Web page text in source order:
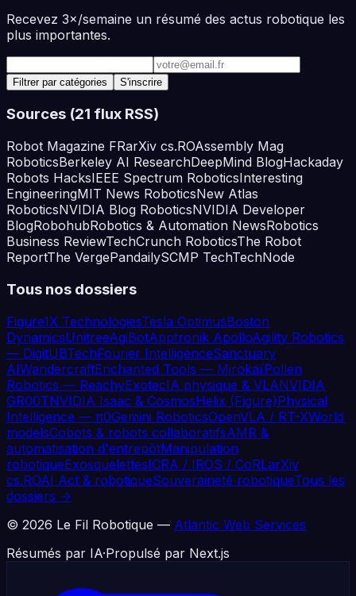
Recevez 3×/semaine un résumé des actus robotique les
plus importantes.
Adresse e-mail
Filtrer par catégories S'inscrire
Sources (21 flux RSS)
Robot Magazine FRarXiv cs.ROAssembly Mag
RoboticsBerkeley AI ResearchDeepMind BlogHackaday
Robots HacksIEEE Spectrum RoboticsInteresting
EngineeringMIT News RoboticsNew Atlas
RoboticsNVIDIA Blog RoboticsNVIDIA Developer
BlogRobohubRobotics & Automation NewsRobotics
Business ReviewTechCrunch RoboticsThe Robot
ReportThe VergePandailySCMP TechTechNode
Tous nos dossiers
Figure1X TechnologiesTesla OptimusBoston
DynamicsUnitreeAgiBotApptronik ApolloAgility Robotics
— DigitUBTechFourier IntelligenceSanctuary
AIWandercraftEnchanted Tools — MirokaïPollen
Robotics — ReachyExotecIA physique & VLANVIDIA
GR00TNVIDIA Isaac & CosmosHelix (Figure)Physical
Intelligence — π0Gemini RoboticsOpenVLA / RT-XWorld
modelsCobots & robots collaboratifsAMR &
automatisation d'entrepôtManipulation
robotiqueExosquelettesICRA / IROS / CoRLarXiv
cs.ROAI Act & robotiqueSouveraineté robotiqueTous les
dossiers →
© 2026 Le Fil Robotique — Atlantic Web Services
Résumés par IA·Propulsé par Next.js